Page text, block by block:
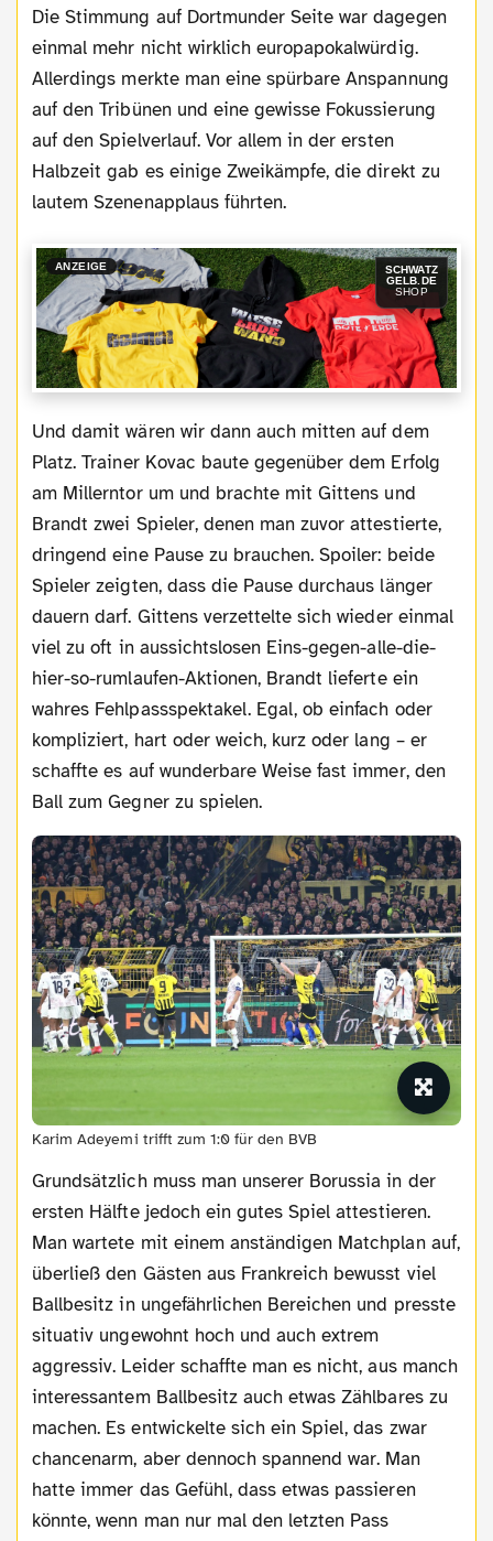
Die Stimmung auf Dortmunder Seite war dagegen
einmal mehr nicht wirklich europapokalwürdig.
Allerdings merkte man eine spürbare Anspannung
auf den Tribünen und eine gewisse Fokussierung
auf den Spielverlauf. Vor allem in der ersten
Halbzeit gab es einige Zweikämpfe, die direkt zu
lautem Szenenapplaus führten.
ANZEIGE
SCHWATZ
GELB.DE
SHOP
Und damit wären wir dann auch mitten auf dem
Platz. Trainer Kovac baute gegenüber dem Erfolg
am Millerntor um und brachte mit Gittens und
Brandt zwei Spieler, denen man zuvor attestierte,
dringend eine Pause zu brauchen. Spoiler: beide
Spieler zeigten, dass die Pause durchaus länger
dauern darf. Gittens verzettelte sich wieder einmal
viel zu oft in aussichtslosen Eins-gegen-alle-die-
hier-so-rumlaufen-Aktionen, Brandt lieferte ein
wahres Fehlpassspektakel. Egal, ob einfach oder
kompliziert, hart oder weich, kurz oder lang – er
schaffte es auf wunderbare Weise fast immer, den
Ball zum Gegner zu spielen.
Karim Adeyemi trifft zum 1:0 für den BVB
Grundsätzlich muss man unserer Borussia in der
ersten Hälfte jedoch ein gutes Spiel attestieren.
Man wartete mit einem anständigen Matchplan auf,
überließ den Gästen aus Frankreich bewusst viel
Ballbesitz in ungefährlichen Bereichen und presste
situativ ungewohnt hoch und auch extrem
aggressiv. Leider schaffte man es nicht, aus manch
interessantem Ballbesitz auch etwas Zählbares zu
machen. Es entwickelte sich ein Spiel, das zwar
chancenarm, aber dennoch spannend war. Man
hatte immer das Gefühl, dass etwas passieren
könnte, wenn man nur mal den letzten Pass